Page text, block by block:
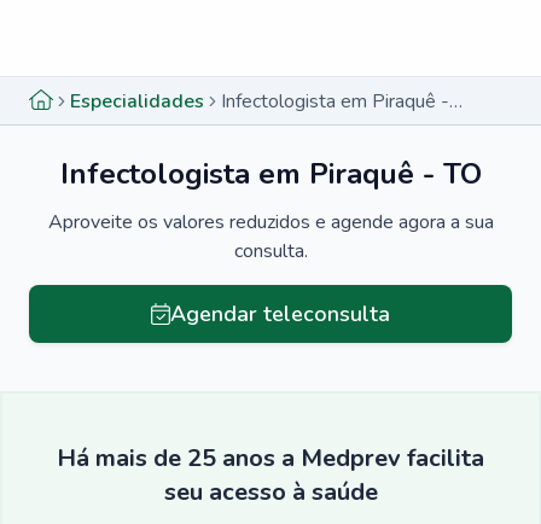
Especialidades Infectologista em Piraquê - TO
Infectologista em Piraquê - TO
Aproveite os valores reduzidos e agende agora a sua
consulta.
Agendar teleconsulta
Há mais de 25 anos a Medprev facilita
seu acesso à saúde